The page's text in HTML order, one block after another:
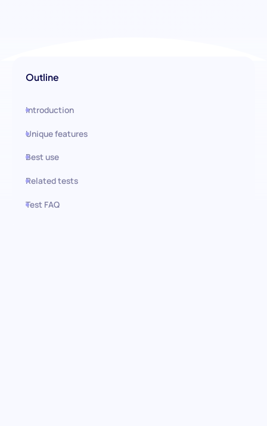
Outline
Introduction
Unique features
Best use
Related tests
Test FAQ